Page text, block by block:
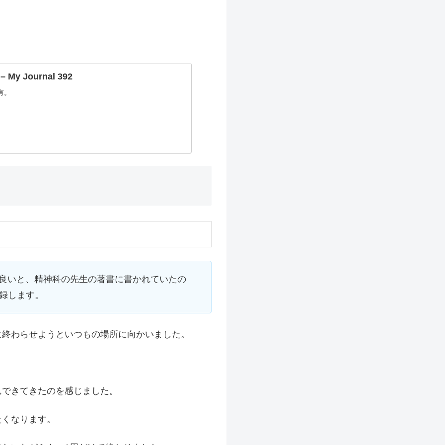
My Journal 392
いと、精神科の先生の著書に書かれていたの
します。
わらせようといつもの場所に向かいました。
きてきたのを感じました。
なります。